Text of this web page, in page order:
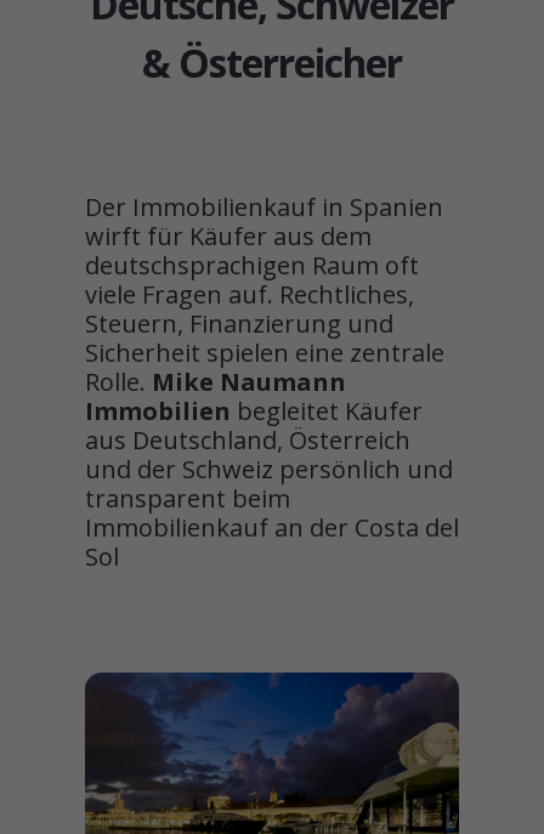
& Österreicher
Der Immobilienkauf in Spanien
wirft für Käufer aus dem
deutschsprachigen Raum oft
viele Fragen auf. Rechtliches,
Steuern, Finanzierung und
Sicherheit spielen eine zentrale
Rolle. Mike Naumann
Immobilien begleitet Käufer
aus Deutschland, Österreich
und der Schweiz persönlich und
transparent beim
Immobilienkauf an der Costa del
Sol